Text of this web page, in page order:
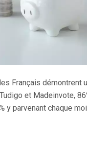
Français démontrent
et Madeinvote,
y parvenant chaque